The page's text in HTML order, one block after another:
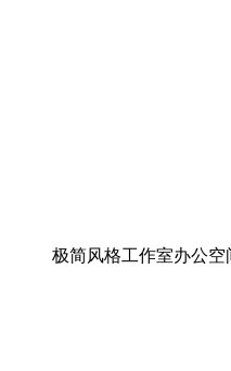
极简风格工作室办公